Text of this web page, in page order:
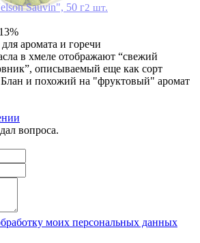
Sauvin", 50 г2 шт.
для аромата и горечи
в хмеле отображают “свежий
описываемый еще как сорт
и похожий на "фруктовый" аромат
вопроса.
моих персональных данных